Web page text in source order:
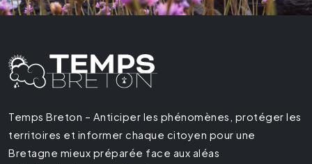
Temps Breton – Anticiper les phénomènes, protéger les
territoires et informer chaque citoyen pour une
Bretagne mieux préparée face aux aléas